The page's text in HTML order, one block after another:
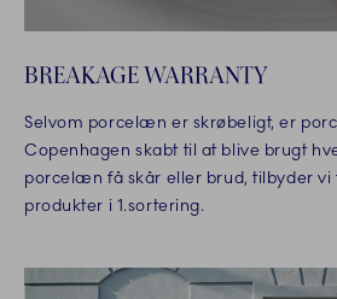
BREAKAGE WARRANTY
Selvom porcelæn er skrøbeligt, er
Copenhagen skabt til at blive brugt
porcelæn få skår eller brud, tilbyder vi
produkter i 1.sortering.